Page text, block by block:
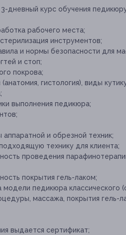
дневный курс обучения
рабочего места;
инструментов;
и нормы безопасности для
и стоп;
покрова;
гистология), виды
выполнения педикюра;
и обрезной техник;
технику для клиента;
проведения
покрытия гель-лаком;
педикюра классического
массажа, покрытия гель-
выдается сертификат;